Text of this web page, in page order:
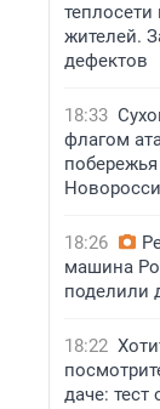
теплосети
жителей.
дефектов
18:33
флагом
18:26
машина
поделили
18:22
даче: тест